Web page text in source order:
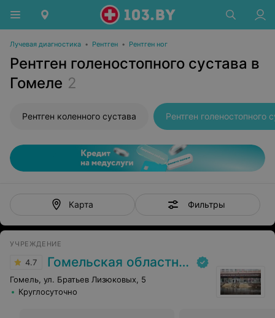
Лучевая диагностика • Рентген • Рентген ног
Рентген голеностопного сустава в
Гомеле 2
Рентген коленного сустава Рентген голеностопного
Карта Фильтры
УЧРЕЖДЕНИЕ
4.7 Гомельская областная клиническая больница
Гомель, ул. Братьев Лизюковых, 5
Круглосуточно